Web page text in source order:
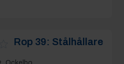
Rop 39: Stålhållare